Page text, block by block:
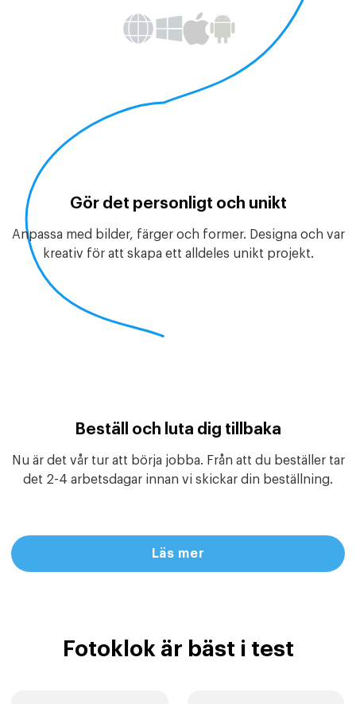
Gör det personligt och unikt
Anpassa med bilder, färger och former. Designa och var
kreativ för att skapa ett alldeles unikt projekt.
Beställ och luta dig tillbaka
Nu är det vår tur att börja jobba. Från att du beställer tar
det 2-4 arbetsdagar innan vi skickar din beställning.
Läs mer
Fotoklok är bäst i test